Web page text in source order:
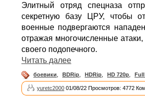
Элитный отряд спецназа
секретную базу ЦРУ, чтобы
военные подвергаются
отражая многочисленные
своего подопечного.
Читать далее
боевики BDRip HDRip HD 720p Full
yuretc2000 01/08/22 Просмотров: 4772